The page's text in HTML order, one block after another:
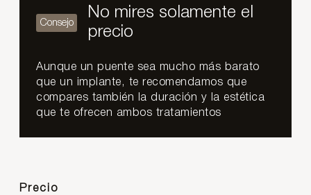
No mires solamente el
precio
Aunque un puente sea mucho más barato
que un implante, te recomendamos que
compares también la duración y la estética
que te ofrecen ambos tratamientos
Precio